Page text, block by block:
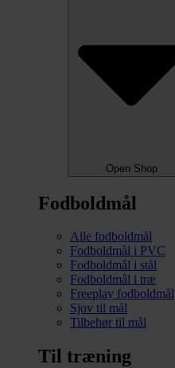
Open Shop
Fodboldmål
Alle fodboldmål
Fodboldmål i PVC
Fodboldmål i stål
Fodboldmål i træ
Freeplay fodboldmål
Sjov til mål
Tilbehør til mål
Til træning